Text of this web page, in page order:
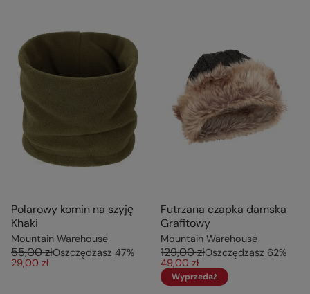
Polarowy komin na szyję
Khaki
Mountain Warehouse
55,00 złOszczędzasz 47%
29,00 zł
Futrzana czapka damska
Grafitowy
Mountain Warehouse
129,00 złOszczędzasz 62%
49,00 zł
Wyprzedaż